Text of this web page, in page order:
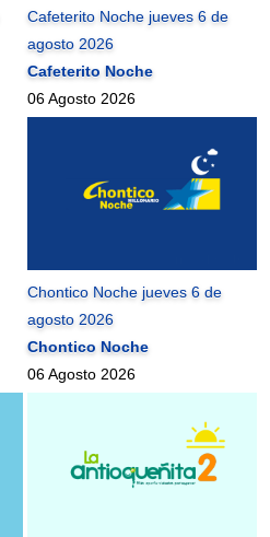
Cafeterito Noche jueves 6 de
agosto 2026
Cafeterito Noche
06 Agosto 2026
Chontico Noche jueves 6 de
agosto 2026
Chontico Noche
06 Agosto 2026